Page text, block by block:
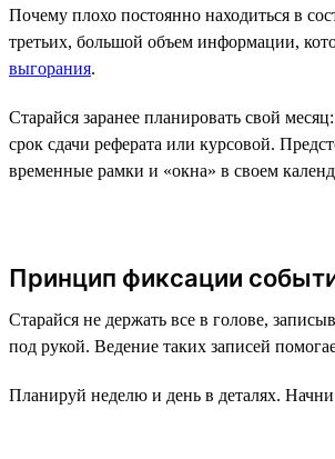
Почему плохо постоянно находиться в
третьих, большой объем информации,
выгорания.
Старайся заранее планировать свой
срок сдачи реферата или курсовой.
временные рамки и «окна» в своем
Принцип фиксации
Старайся не держать все в голове,
под рукой. Ведение таких записей
Планируй неделю и день в деталях. Начни